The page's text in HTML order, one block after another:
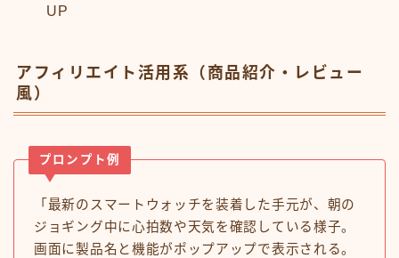
UP
アフィリエイト活用系（商品紹介・レビュー
風）
プロンプト例
「最新のスマートウォッチを装着した手元が、朝の
ジョギング中に心拍数や天気を確認している様子。
画面に製品名と機能がポップアップで表示される。